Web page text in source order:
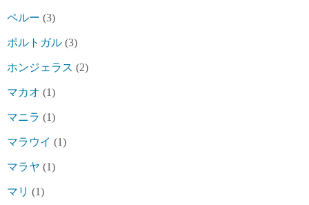
ペルー (3)
ポルトガル (3)
ホンジェラス (2)
マカオ (1)
マニラ (1)
マラウイ (1)
マラヤ (1)
マリ (1)